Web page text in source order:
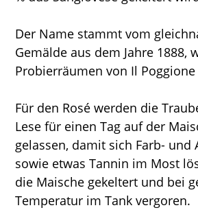
Der Name stammt vom
Gemälde aus dem Jahre 1888,
Probierräumen von Il
Für den Rosé werden die
Lese für einen Tag auf der
gelassen, damit sich Farb- und
sowie etwas Tannin im Most
die Maische gekeltert und bei
Temperatur im Tank vergoren.